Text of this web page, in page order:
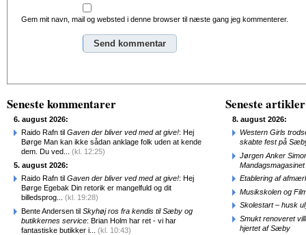
Gem mit navn, mail og websted i denne browser til næste gang jeg kommenterer.
Seneste kommentarer
6. august 2026:
Raido Rafn til Gaven der bliver ved med at give!: Hej
Børge Man kan ikke sådan anklage folk uden at kende
dem. Du ved... (kl. 12:25)
5. august 2026:
Raido Rafn til Gaven der bliver ved med at give!: Hej
Børge Egebak Din retorik er mangelfuld og dit
billedsprog... (kl. 19:28)
Bente Andersen til Skyhøj ros fra kendis til Sæby og
butikkernes service: Brian Holm har ret - vi har
fantastiske butikker i... (kl. 10:43)
Seneste artikler
8. august 2026:
Western Girls
skabte fest på
Jørgen Anker
Mandagsmagasinet
Etablering af
Musikskolen og
Skolestart – husk
Smukt renoveret
hjertet af Sæby